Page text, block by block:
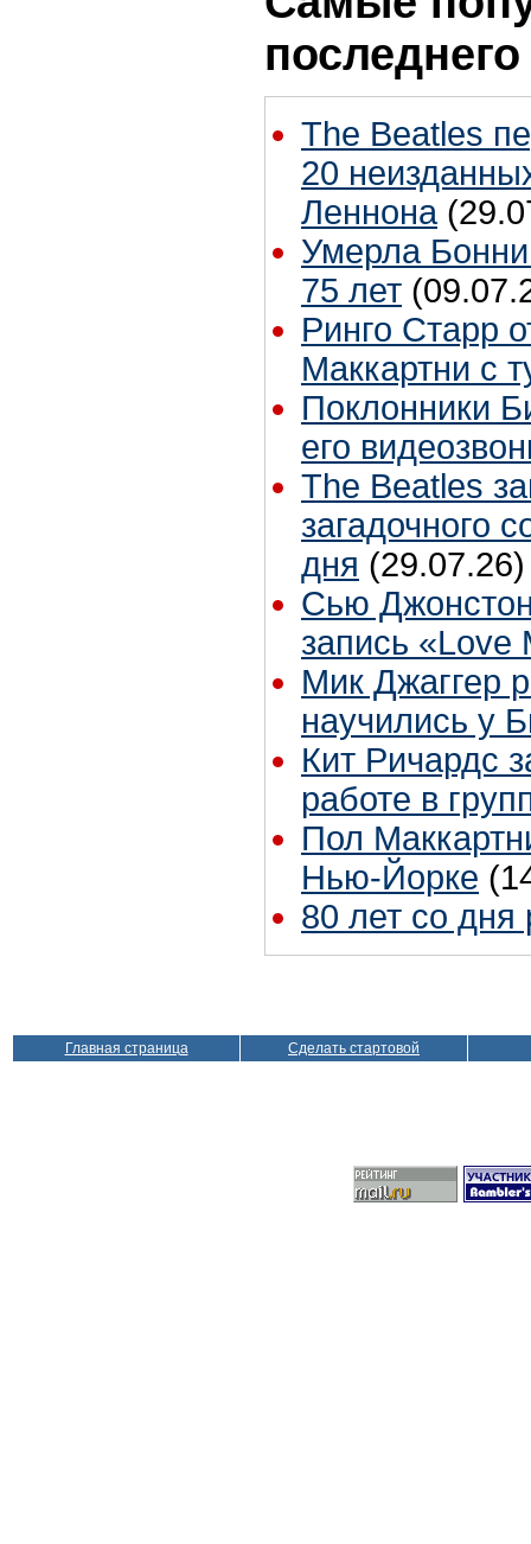
The Beatles
20
Леннона
Умерла
75 лет
Ринго Старр
Маккартни с
Поклонники
его
The Beatles
загадочного
дня (29.07.26)
Сью
запись «Love
Мик Джаггер
научились у
Кит Ричардс
работе в
Пол
Нью-Йорке
80 лет со
Главная страница Сделать стартовой